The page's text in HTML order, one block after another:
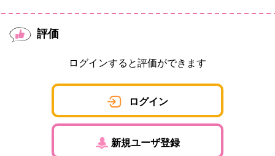
評価
ログインすると評価ができます
ログイン
新規ユーザ登録